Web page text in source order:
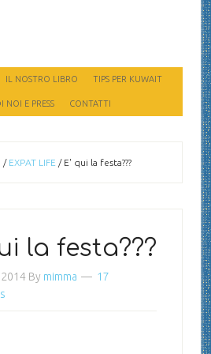
IL NOSTRO LIBRO TIPS PER KUWAIT
NOI E PRESS CONTATTI
/ EXPAT LIFE /E' qui la festa???
la festa???
By mimma
17